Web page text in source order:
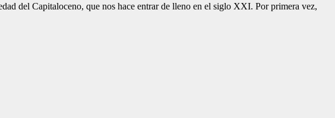
del Capitaloceno, que nos hace entrar de lleno en el siglo XXI. Por primera vez,